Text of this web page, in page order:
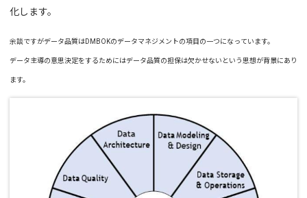
化します。
余談ですがデータ品質はDMBOKのデータマネジメントの項目の一つになっています。
データ主導の意思決定をするためにはデータ品質の担保は欠かせないという思想が背景にあり
ます。